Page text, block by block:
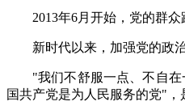
2013年6月开始，党的群
新时代以来，加强党的政
"我们不舒服一点、不自
国共产党是为人民服务的党"，